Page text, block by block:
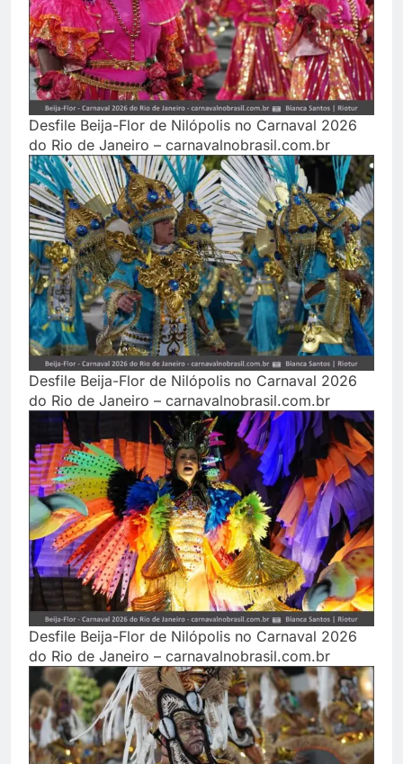
Desfile Beija-Flor de Nilópolis no Carnaval 2026
do Rio de Janeiro – carnavalnobrasil.com.br
Desfile Beija-Flor de Nilópolis no Carnaval 2026
do Rio de Janeiro – carnavalnobrasil.com.br
Desfile Beija-Flor de Nilópolis no Carnaval 2026
do Rio de Janeiro – carnavalnobrasil.com.br